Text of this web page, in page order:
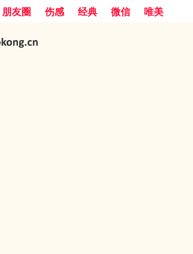
朋友圈 伤感 经典 微信
唯美
搞笑